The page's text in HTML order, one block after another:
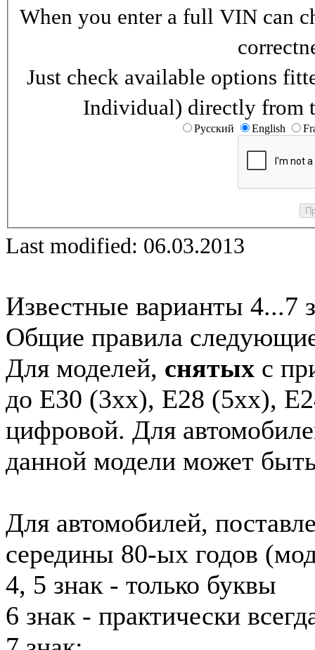
When you enter a full VIN can
Just check available options
Individual) directly from
Русский English
Last modified: 06.03.2013
Известные варианты 4...7
Общие правила
Для моделей, снятых с
до E30 (3xx), E28 (5xx),
цифровой. Для
данной модели может
Для автомобилей,
середины 80-ых годов
4, 5 знак - только буквы
6 знак - практически